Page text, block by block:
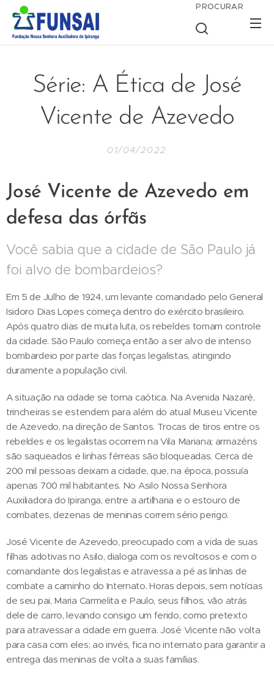
PROCURAR
Série: A Ética de José
Vicente de Azevedo
01/04/2022
José Vicente de Azevedo em
defesa das órfãs
Você sabia que a cidade de São Paulo já
foi alvo de bombardeios?
Em 5 de Julho de 1924, um levante comandado pelo General
Isidoro Dias Lopes começa dentro do exército brasileiro.
Após quatro dias de muita luta, os rebeldes tomam controle
da cidade. São Paulo começa então a ser alvo de intenso
bombardeio por parte das forças legalistas, atingindo
duramente a população civil.
A situação na cidade se torna caótica. Na Avenida Nazaré,
trincheiras se estendem para além do atual Museu Vicente
de Azevedo, na direção de Santos. Trocas de tiros entre os
rebeldes e os legalistas ocorrem na Vila Mariana; armazéns
são saqueados e linhas férreas são bloqueadas. Cerca de
200 mil pessoas deixam a cidade, que, na época, possuía
apenas 700 mil habitantes. No Asilo Nossa Senhora
Auxiliadora do Ipiranga, entre a artilharia e o estouro de
combates, dezenas de meninas correm sério perigo.
José Vicente de Azevedo, preocupado com a vida de suas
filhas adotivas no Asilo, dialoga com os revoltosos e com o
comandante dos legalistas e atravessa a pé as linhas de
combate a caminho do Internato. Horas depois, sem notícias
de seu pai, Maria Carmelita e Paulo, seus filhos, vão atrás
dele de carro, levando consigo um ferido, como pretexto
para atravessar a cidade em guerra. José Vicente não volta
para casa com eles; ao invés, fica no internato para garantir a
entrega das meninas de volta a suas famílias.